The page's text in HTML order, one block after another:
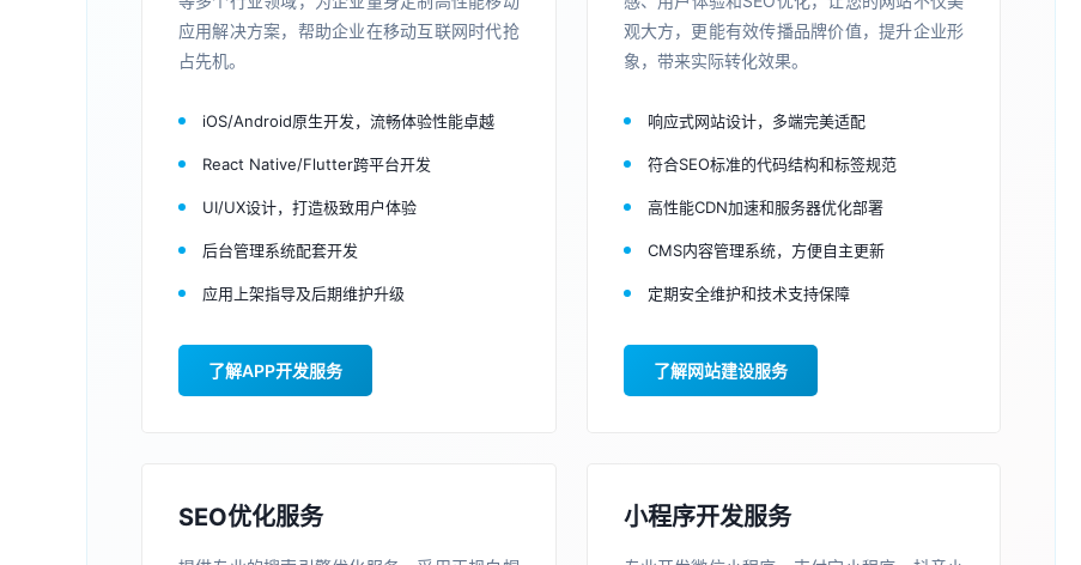
应用解决方案，帮助企业在移动互联网时代抢
占先机。
iOS/Android原生开发，流畅体验性能卓越
React Native/Flutter跨平台开发
UI/UX设计，打造极致用户体验
后台管理系统配套开发
应用上架指导及后期维护升级
了解APP开发服务
观大方，更能有效传播品牌价值，提升企业形
象，带来实际转化效果。
响应式网站设计，多端完美适配
符合SEO标准的代码结构和标签规范
高性能CDN加速和服务器优化部署
CMS内容管理系统，方便自主更新
定期安全维护和技术支持保障
了解网站建设服务
SEO优化服务 小程序开发服务